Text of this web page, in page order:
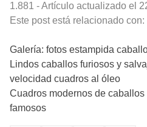
1.881 - Artículo actualizado el
Este post está relacionado con:
Galería: fotos estampida
Lindos caballos furiosos y
velocidad cuadros al óleo
Cuadros modernos de
famosos